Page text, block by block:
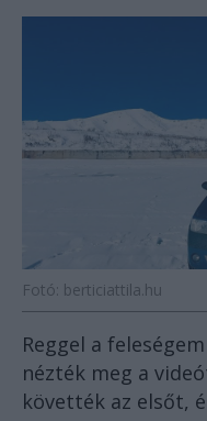
Fotó: berticiattila.hu
Reggel a
nézték meg a
követték az elsőt,